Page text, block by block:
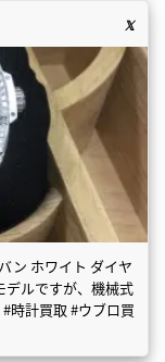
ン ホワイト ダイヤ
デルですが、機械式
時計買取 #ウブロ買